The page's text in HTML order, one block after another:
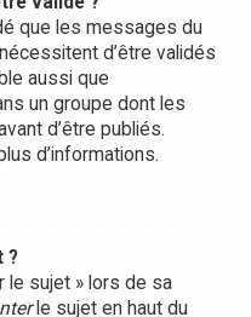
que les messages du
d’être validés
aussi que
un groupe dont les
d’être publiés.
d’informations.
?
le sujet » lors de sa
le sujet en haut du